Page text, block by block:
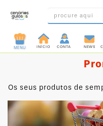
PRONTOS
MOLDES
MENU INÍCIO CONTA NEWS
Os seus produtos de